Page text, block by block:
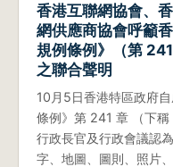
香港互聯網協會、
網供應商協會呼籲
規例條例》（第
之聯合聲明
10月5日香港特區政府
條例》第 241 章 （下
行政長官及行政會議認
字、地圖、圖則、照片